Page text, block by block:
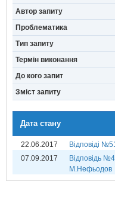
Автор запиту
Проблематика
Тип запиту
Термін виконання
До кого запит
Зміст запиту
Дата стану
22.06.2017
Відповіді
07.09.2017
Відповідь
М.Нефьодов